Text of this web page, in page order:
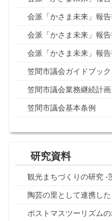
会派「かさま未来」報告
会派「かさま未来」報告
会派「かさま未来」報告
笠間市議会ガイドブック
笠間市議会業務継続計画
笠間市議会基本条例
研究資料
観光まちづくりの研究 -
陶芸の里として連携し
ポストマスツーリズム